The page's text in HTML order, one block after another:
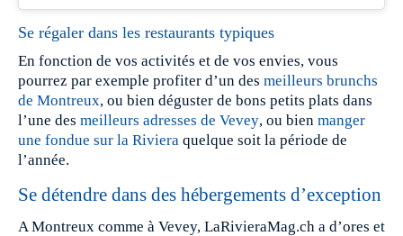
Se régaler dans les restaurants typiques
En fonction de vos activités et de vos envies, vous
pourrez par exemple profiter d’un des meilleurs brunchs
de Montreux, ou bien déguster de bons petits plats dans
l’une des meilleurs adresses de Vevey, ou bien manger
une fondue sur la Riviera quelque soit la période de
l’année.
Se détendre dans des hébergements d’exception
A Montreux comme à Vevey, LaRivieraMag.ch a d’ores et